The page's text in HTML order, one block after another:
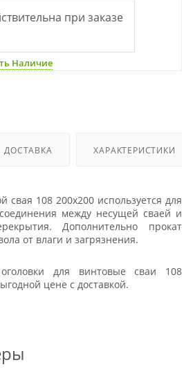
при заказе
Наличие
ДОСТАВКА ХАРАКТЕРИСТИКИ
свая 108 200x200 используется для
между несущей сваей и
Дополнительно прокат
от влаги и загрязнения.
для винтовые сваи 108
цене с доставкой.